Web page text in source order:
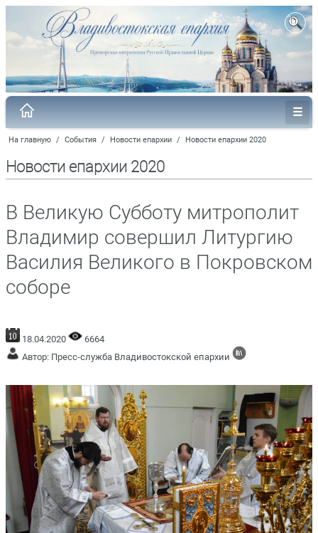
На главную / События / Новости епархии / Новости епархии 2020
Новости епархии 2020
В Великую Субботу митрополит
Владимир совершил Литургию
Василия Великого в Покровском
соборе
18.04.2020
6664
Автор: Пресс-служба Владивостокской епархии